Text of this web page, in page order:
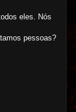
eles. Nós
pessoas?